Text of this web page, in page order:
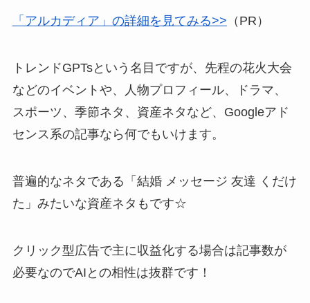
「アルカディア」の詳細を見てみる>> （PR）
トレンドGPTsという名目ですが、先程の花火大会
などのイベントや、人物プロフィール、ドラマ、
スポーツ、季節ネタ、資産ネタなど、Googleアド
センス系の記事なら何でもいけます。
普遍的なネタである「結婚 メッセージ 友達 くだけ
た」みたいな資産ネタもです☆
クリック型広告で主に収益化する場合は記事数が
必要なのでAIとの相性は抜群です！